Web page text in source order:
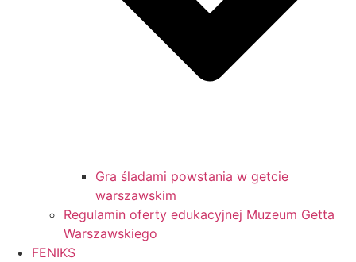
Gra śladami powstania w getcie
warszawskim
Regulamin oferty edukacyjnej Muzeum Getta
Warszawskiego
FENIKS